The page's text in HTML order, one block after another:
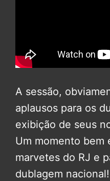
A sessão,
aplausos para os
exibição de seus
Um momento bem
marvetes do RJ e
dublagem nacional!